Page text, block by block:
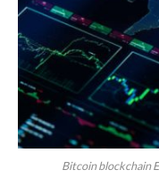
Bitcoin blockchain